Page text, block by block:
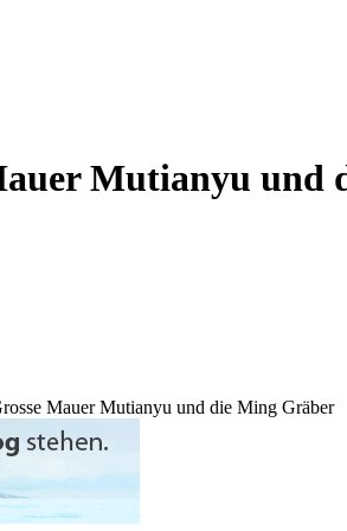
Mutianyu und
Mauer Mutianyu und die Ming Gräber